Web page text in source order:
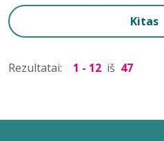
Kitas
Rezultatai: 1 - 12 iš 47